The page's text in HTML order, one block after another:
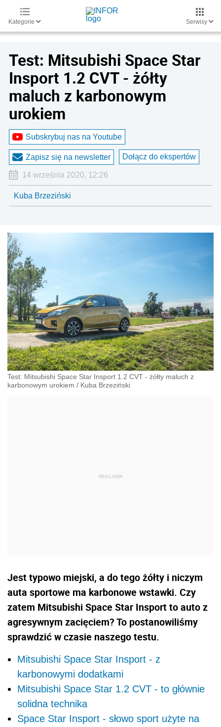
Kategorie Serwisy
Test: Mitsubishi Space Star
Insport 1.2 CVT - żółty
maluch z karbonowym
urokiem
Subskrybuj nas na Youtube
Zapisz się na newsletter Dołącz do ekspertów
14 września 2020, 12:26
Kuba Brzeziński
Test: Mitsubishi Space Star Insport 1.2 CVT - żółty maluch z
karbonowym urokiem / Kuba Brzeziński
Jest typowo miejski, a do tego żółty i niczym
auta sportowe ma karbonowe wstawki. Czy
zatem Mitsubishi Space Star Insport to auto z
agresywnym zacięciem? To postanowiliśmy
sprawdzić w czasie naszego testu.
Mitsubishi Space Star Insport - z
karbonowymi dodatkami
Mitsubishi Space Star 1.2 CVT - to głównie
solidna technika
Space Star Insport - słowo sport użyte na